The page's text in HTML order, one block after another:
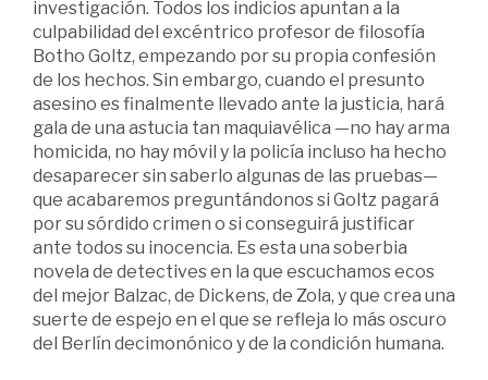
investigación. Todos los indicios apuntan a la
culpabilidad del excéntrico profesor de filosofía
Botho Goltz, empezando por su propia confesión
de los hechos. Sin embargo, cuando el presunto
asesino es finalmente llevado ante la justicia, hará
gala de una astucia tan maquiavélica —no hay arma
homicida, no hay móvil y la policía incluso ha hecho
desaparecer sin saberlo algunas de las pruebas—
que acabaremos preguntándonos si Goltz pagará
por su sórdido crimen o si conseguirá justificar
ante todos su inocencia. Es esta una soberbia
novela de detectives en la que escuchamos ecos
del mejor Balzac, de Dickens, de Zola, y que crea una
suerte de espejo en el que se refleja lo más oscuro
del Berlín decimonónico y de la condición humana.